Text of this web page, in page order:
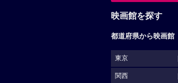
映画館を探す
都道府県から映画館
東京
関西